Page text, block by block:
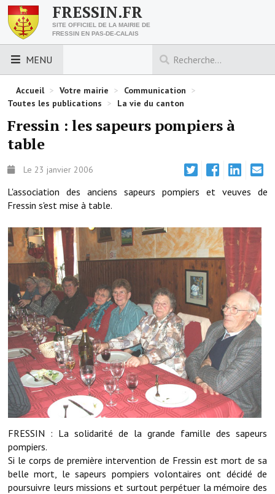
FRESSIN.FR
SITE OFFICIEL DE LA MAIRIE DE
FRESSIN EN PAS-DE-CALAIS
MENU
LES ESSENTIELS
Découvrez Fressin
Venir à Fressin
Urbanisme
Nous contacter
Les foulées fressinoises
ACCÈS RAPIDE
Démarches administratives
Projets et travaux en cours
Fêtes et manifestations
Numéros d'urgence
Terrains et maisons à vendre
VOTRE MAIRIE
Elus et agents
L'équipe municipale
Accueil > Votre mairie > Communication >
Toutes les publications > La vie du canton
Fressin : les sapeurs pompiers à
table
Le 23 janvier 2006
L'association des anciens sapeurs pompiers et veuves de
Fressin s'est mise à table.
FRESSIN : La solidarité de la grande famille des sapeurs
pompiers.
Si le corps de première intervention de Fressin est mort de sa
belle mort, le sapeurs pompiers volontaires ont décidé de
poursuivre leurs missions et surtout perpétuer la mémoire des